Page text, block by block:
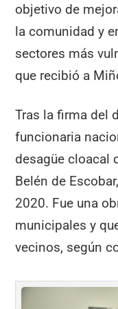
objetivo de
la comunidad y
sectores más
que recibió a
Tras la firma del
funcionaria
desagüe cloacal
Belén de
2020. Fue una
municipales y
vecinos, según